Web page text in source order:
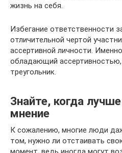
жизнь на себя.
Избегание ответственности
отличительной чертой
ассертивной личности.
обладающий ассертивностью,
треугольник.
Знайте, когда
мнение
К сожалению, многие люди
том, нужно ли отстаивать